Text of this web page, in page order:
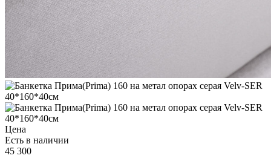
Цена
Есть в наличии
45 300